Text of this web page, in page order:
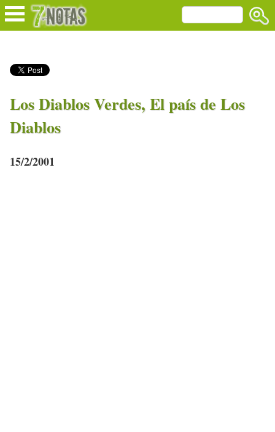
Los Diablos Verdes, El país de Los
Diablos
15/2/2001